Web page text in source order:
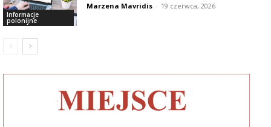
Informacje
polonijne
Marzena Mavridis - 19 czerwca, 2026